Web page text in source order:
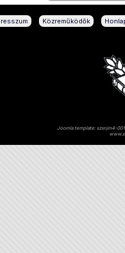
Közreműködők
Joomla template: szsnjm4-